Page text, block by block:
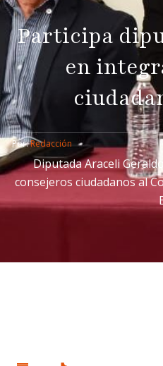
Participa
en
Por: Redacción
Diputada Araceli
consejeros ciudadanos al